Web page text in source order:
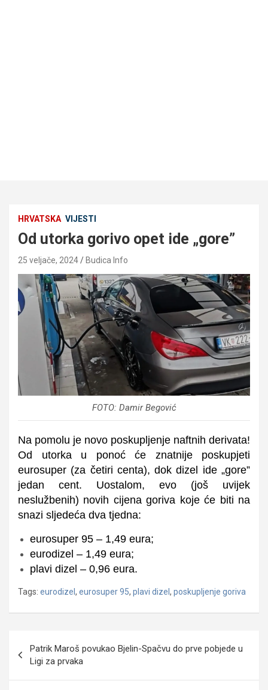
HRVATSKA VIJESTI
Od utorka gorivo opet ide „gore”
25 veljače, 2024 Budica Info
FOTO: Damir Begović
Na pomolu je novo poskupljenje naftnih derivata!
Od utorka u ponoć će znatnije poskupjeti
eurosuper (za četiri centa), dok dizel ide „gore”
jedan cent. Uostalom, evo (još uvijek
neslužbenih) novih cijena goriva koje će biti na
snazi sljedeća dva tjedna:
eurosuper 95 – 1,49 eura;
eurodizel – 1,49 eura;
plavi dizel – 0,96 eura.
Tags: eurodizel , eurosuper 95, plavi dizel , poskupljenje goriva
objava
Patrik Maroš povukao Bjelin-Spačvu do prve pobjede u
Ligi za prvaka